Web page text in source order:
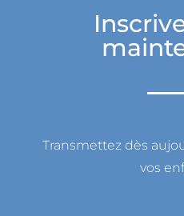
Transmettez dès
vos